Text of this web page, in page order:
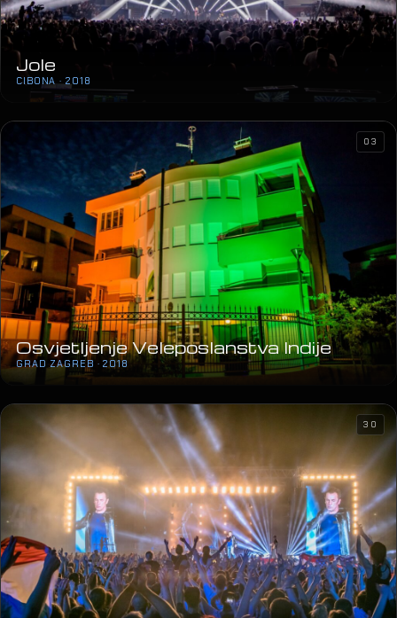
Osvjetljenje Veleposlanstva Indije
GRAD ZAGREB · 2018
03
Prljavo Kazalište
STADION KRANJČEVIĆEVA · 2018
23